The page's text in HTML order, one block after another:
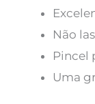
Não
Pincel
Uma